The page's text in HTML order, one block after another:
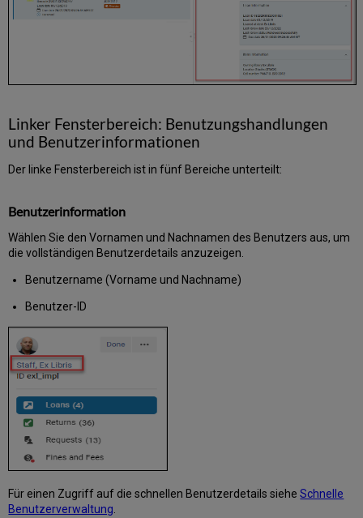
Zugriff
Anzeige
Ausleihen
eines
Benutzers
Anzeige
Suche
nach
Ausleihen
von
Sortieren
von
Ausleihen
Historie
für
eine
spezifische
Ausleihe
So
zeigen
Sie
Linker Fensterbereich: Benutzungshandlungen
und Benutzerinformationen
Der linke Fensterbereich ist in fünf Bereiche unterteilt:
Benutzerinformation
Wählen Sie den Vornamen und Nachnamen des Benutzers aus, um
die vollständigen Benutzerdetails anzuzeigen.
Benutzername (Vorname und Nachname)
Benutzer-ID
Für einen Zugriff auf die schnellen Benutzerdetails sieheSchnelle
Benutzerverwaltung